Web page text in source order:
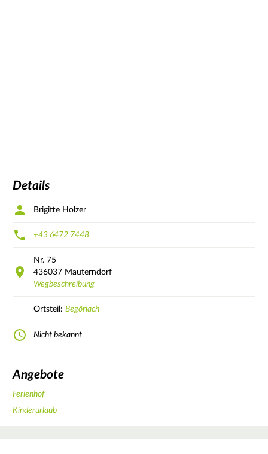
Details
Brigitte Holzer
+43 6472 7448
Nr. 75
436037 Mauterndorf
Wegbeschreibung
Ortsteil: Begöriach
Nicht bekannt
Angebote
Ferienhof
Kinderurlaub